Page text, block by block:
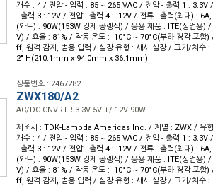
개수 : 4 / 전압 - 입력 : 85 ~ 265 VAC / 전압 - 출력 1 : 3.3V
- 출력 3 : 12V / 전압 - 출력 4 : -12V / 전류 - 출력(최대) :
(와트) : 90W(153W 강제 공랭식) / 응용 제품 : ITE(상업용)
V) / 효율 : 81% / 작동 온도 : -10°C ~ 70°C(부하 경감 포함
ff, 원격 감지, 범용 입력 / 실장 유형 : 섀시 실장 / 크기/치수
2" H(210.1mm x 94.0mm x 36.1mm)
상품번호 : 2467282
ZWX180/A2
AC/DC CNVRTR 3.3V 5V +/-12V 90W
제조사 : TDK-Lambda Americas Inc. / 계열 : ZWX / 유형
개수 : 4 / 전압 - 입력 : 85 ~ 265 VAC / 전압 - 출력 1 : 3.3V
- 출력 3 : 12V / 전압 - 출력 4 : -12V / 전류 - 출력(최대) :
(와트) : 90W(153W 강제 공랭식) / 응용 제품 : ITE(상업용)
V) / 효율 : 81% / 작동 온도 : -10°C ~ 70°C(부하 경감 포함
ff, 원격 감지, 범용 입력 / 실장 유형 : 섀시 실장 / 크기/치수